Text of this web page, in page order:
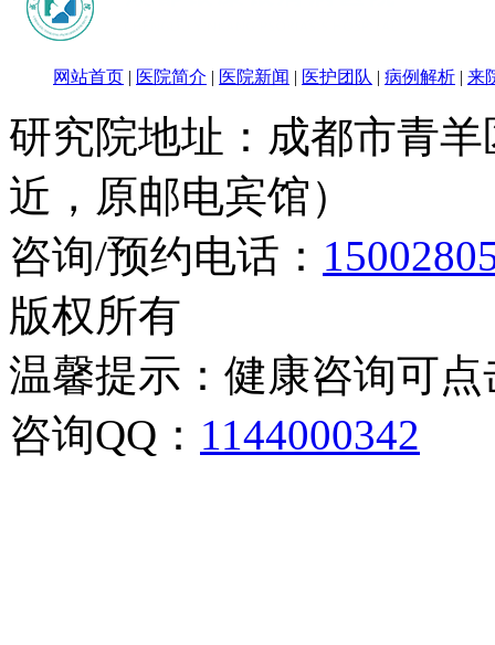
网站首页 | 医院简介 | 医院新闻 | 医护团队 | 病例解析 | 来
研究院地址：成都市青
近，原邮电宾馆）
咨询/预约电话：
版权所有
温馨提示：健康咨询可
咨询QQ： 1144000342